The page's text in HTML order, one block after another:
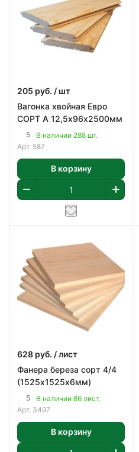
205 руб. / шт
Вагонка хвойная Евро
СОРТ А 12,5х96х2500мм
5
В наличии 288 шт.
Арт. 587
В корзину
628 руб. / лист
Фанера береза сорт 4/4
(1525х1525х6мм)
5
В наличии 86 лист.
Арт. 3497
В корзину